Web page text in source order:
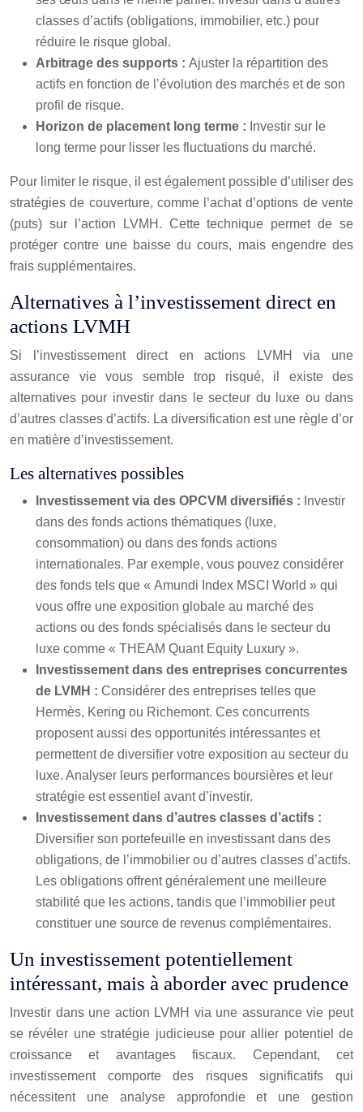
classes d’actifs (obligations, immobilier, etc.) pour
réduire le risque global.
Arbitrage des supports : Ajuster la répartition des
actifs en fonction de l’évolution des marchés et de son
profil de risque.
Horizon de placement long terme : Investir sur le
long terme pour lisser les fluctuations du marché.
Pour limiter le risque, il est également possible d’utiliser des
stratégies de couverture, comme l’achat d’options de vente
(puts) sur l’action LVMH. Cette technique permet de se
protéger contre une baisse du cours, mais engendre des
frais supplémentaires.
Alternatives à l’investissement direct en
actions LVMH
Si l’investissement direct en actions LVMH via une
assurance vie vous semble trop risqué, il existe des
alternatives pour investir dans le secteur du luxe ou dans
d’autres classes d’actifs. La diversification est une règle d’or
en matière d’investissement.
Les alternatives possibles
Investissement via des OPCVM diversifiés : Investir
dans des fonds actions thématiques (luxe,
consommation) ou dans des fonds actions
internationales. Par exemple, vous pouvez considérer
des fonds tels que « Amundi Index MSCI World » qui
vous offre une exposition globale au marché des
actions ou des fonds spécialisés dans le secteur du
luxe comme « THEAM Quant Equity Luxury ».
Investissement dans des entreprises concurrentes
de LVMH : Considérer des entreprises telles que
Hermès, Kering ou Richemont. Ces concurrents
proposent aussi des opportunités intéressantes et
permettent de diversifier votre exposition au secteur du
luxe. Analyser leurs performances boursières et leur
stratégie est essentiel avant d’investir.
Investissement dans d’autres classes d’actifs :
Diversifier son portefeuille en investissant dans des
obligations, de l’immobilier ou d’autres classes d’actifs.
Les obligations offrent généralement une meilleure
stabilité que les actions, tandis que l’immobilier peut
constituer une source de revenus complémentaires.
Un investissement potentiellement
intéressant, mais à aborder avec prudence
Investir dans une action LVMH via une assurance vie peut
se révéler une stratégie judicieuse pour allier potentiel de
croissance et avantages fiscaux. Cependant, cet
investissement comporte des risques significatifs qui
nécessitent une analyse approfondie et une gestion